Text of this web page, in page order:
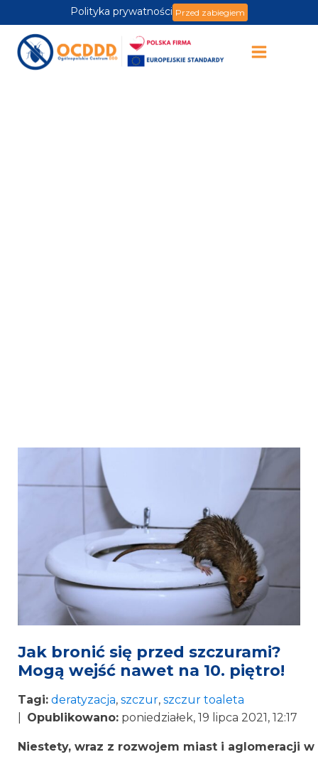
Polityka prywatności Przed zabiegiem
Jak bronić się przed szczurami?
Mogą wejść nawet na 10. piętro!
Tagi: deratyzacja, szczur, szczur toaleta
Opublikowano: poniedziałek, 19 lipca 2021, 12:17
Niestety, wraz z rozwojem miast i aglomeracji w